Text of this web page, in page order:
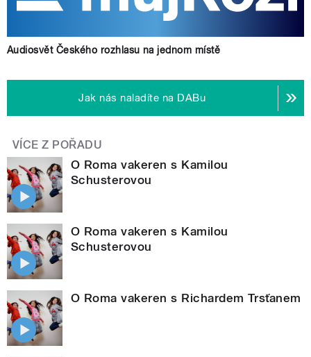
Audiosvět Českého rozhlasu na jednom místě
Jak nás naladíte na DABu
VÍCE Z POŘADU
O Roma vakeren s Kamilou
Schusterovou
O Roma vakeren s Kamilou
Schusterovou
O Roma vakeren s Richardem Trsťanem